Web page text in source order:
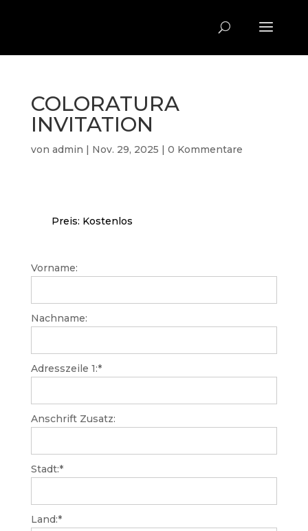
COLORATURA
INVITATION
von admin | Nov. 29, 2025 | 0 Kommentare
Preis: Kostenlos
Vorname:
Nachname:
Adresszeile 1:*
Anschrift Zusatz:
Stadt:*
Land:*